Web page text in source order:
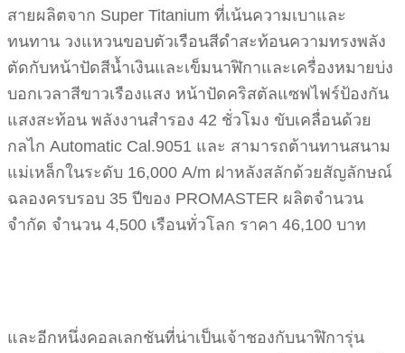
สายผลิตจาก Super Titanium ที่เน้นความเบาและ
ทนทาน วงแหวนขอบตัวเรือนสีดำสะท้อนความทรงพลัง
ตัดกับหน้าปัดสีน้ำเงินและเข็มนาฬิกาและเครื่องหมายบ่ง
บอกเวลาสีขาวเรืองแสง หน้าปัดคริสตัลแซฟไฟร์ป้องกัน
แสงสะท้อน พลังงานสำรอง 42 ชั่วโมง ขับเคลื่อนด้วย
กลไก Automatic Cal.9051 และ สามารถต้านทานสนาม
แม่เหล็กในระดับ 16,000 A/m ฝาหลังสลักด้วยสัญลักษณ์
ฉลองครบรอบ 35 ปีของ PROMASTER ผลิตจำนวน
จำกัด จำนวน 4,500 เรือนทั่วโลก ราคา 46,100 บาท
และอีกหนึ่งคอลเลกชันที่น่าเป็นเจ้าชองกับนาฬิการุ่น